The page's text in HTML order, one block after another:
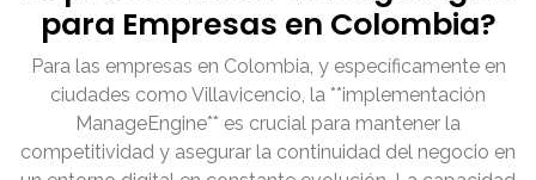
para Empresas en Colombia?
Para las empresas en Colombia, y específicamente en
ciudades como Villavicencio, la **implementación
ManageEngine** es crucial para mantener la
competitividad y asegurar la continuidad del negocio en